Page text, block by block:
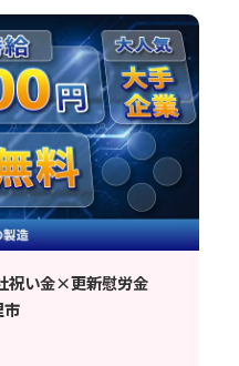
い金×更新慰労金